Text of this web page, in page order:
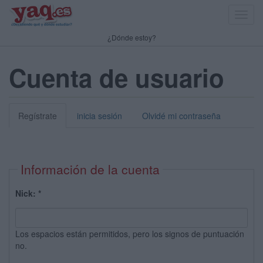
¿Dónde estoy?
Cuenta de usuario
Regístrate inicia sesión Olvidé mi contraseña
Información de la cuenta
Nick: *
Los espacios están permitidos, pero los signos de puntuación
no.